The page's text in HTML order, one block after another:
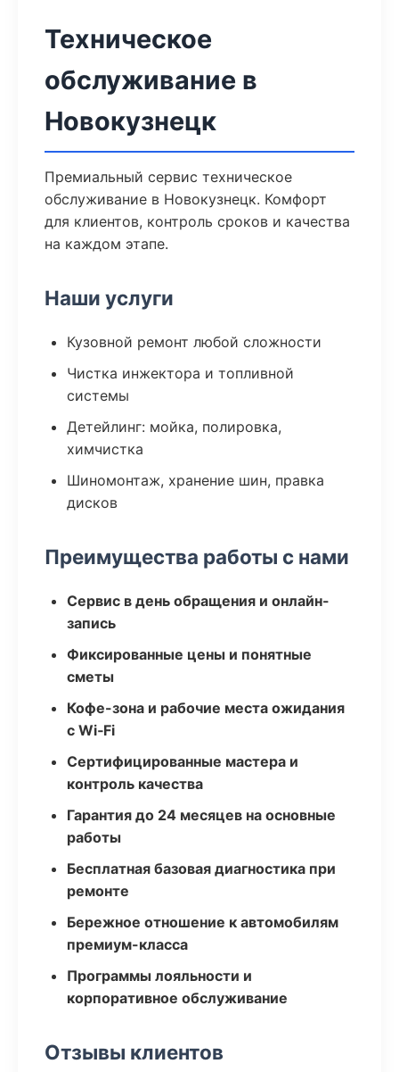
Техническое
обслуживание в
Новокузнецк
Премиальный сервис техническое
обслуживание в Новокузнецк. Комфорт
для клиентов, контроль сроков и качества
на каждом этапе.
Наши услуги
Кузовной ремонт любой сложности
Чистка инжектора и топливной
системы
Детейлинг: мойка, полировка,
химчистка
Шиномонтаж, хранение шин, правка
дисков
Преимущества работы с нами
Сервис в день обращения и онлайн-
запись
Фиксированные цены и понятные
сметы
Кофе-зона и рабочие места ожидания
с Wi‑Fi
Сертифицированные мастера и
контроль качества
Гарантия до 24 месяцев на основные
работы
Бесплатная базовая диагностика при
ремонте
Бережное отношение к автомобилям
премиум-класса
Программы лояльности и
корпоративное обслуживание
Отзывы клиентов